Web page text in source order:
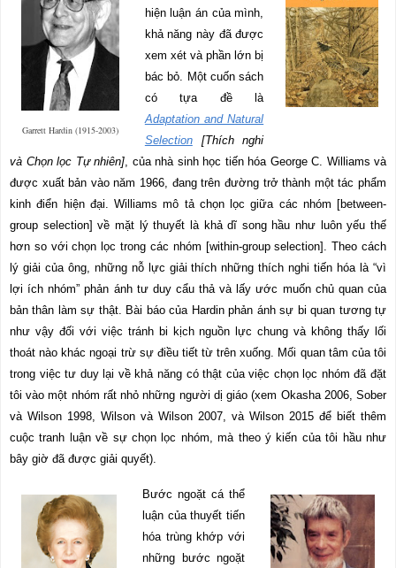
Garrett Hardin (1915-2003)
hiện luận án của mình,
khả năng này đã được
xem xét và phần lớn bị
bác bỏ. Một cuốn sách
có tựa đề là
Adaptation and Natural
Selection[Thích nghi
và Chọn lọc Tự nhiên] , của nhà sinh học tiến hóa George C. Williams và
được xuất bản vào năm 1966, đang trên đường trở thành một tác phẩm
kinh điển hiện đại. Williams mô tả chọn lọc giữa các nhóm [between-
group selection] về mặt lý thuyết là khả dĩ song hầu như luôn yếu thế
hơn so với chọn lọc trong các nhóm [within-group selection]. Theo cách
lý giải của ông, những nỗ lực giải thích những thích nghi tiến hóa là “vì
lợi ích nhóm” phản ánh tư duy cẩu thả và lấy ước muốn chủ quan của
bản thân làm sự thật. Bài báo của Hardin phản ánh sự bi quan tương tự
như vậy đối với việc tránh bi kịch nguồn lực chung và không thấy lối
thoát nào khác ngoại trừ sự điều tiết từ trên xuống. Mối quan tâm của tôi
trong việc tư duy lại về khả năng có thật của việc chọn lọc nhóm đã đặt
tôi vào một nhóm rất nhỏ những người dị giáo (xem Okasha 2006, Sober
và Wilson 1998, Wilson và Wilson 2007, và Wilson 2015 để biết thêm
cuộc tranh luận về sự chọn lọc nhóm, mà theo ý kiến của tôi hầu như
bây giờ đã được giải quyết).
Bước ngoặt cá thể
luận của thuyết tiến
hóa trùng khớp với
những bước ngoặt